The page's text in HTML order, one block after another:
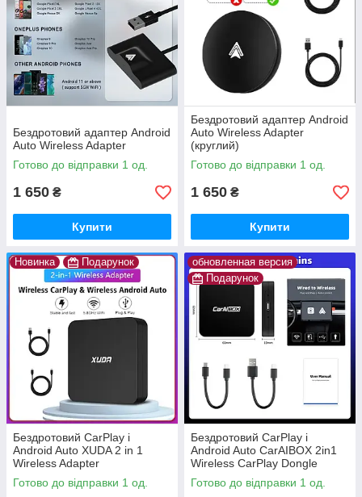
Бездротовий адаптер Android
Auto Wireless Adapter
Готово до відправки 1 од.
1 650 ₴
Купити
Бездротовий адаптер Android
Auto Wireless Adapter
(круглий)
Готово до відправки 1 од.
1 650 ₴
Купити
Новинка Подарунок
Бездротовий CarPlay і
Android Auto XUDA 2 in 1
Wireless Adapter
Готово до відправки 1 од.
обновленная версия
Подарунок
Бездротовий CarPlay і
Android Auto CarAIBOX 2in1
Wireless CarPlay Dongle
Wireless
Готово до відправки 1 од.